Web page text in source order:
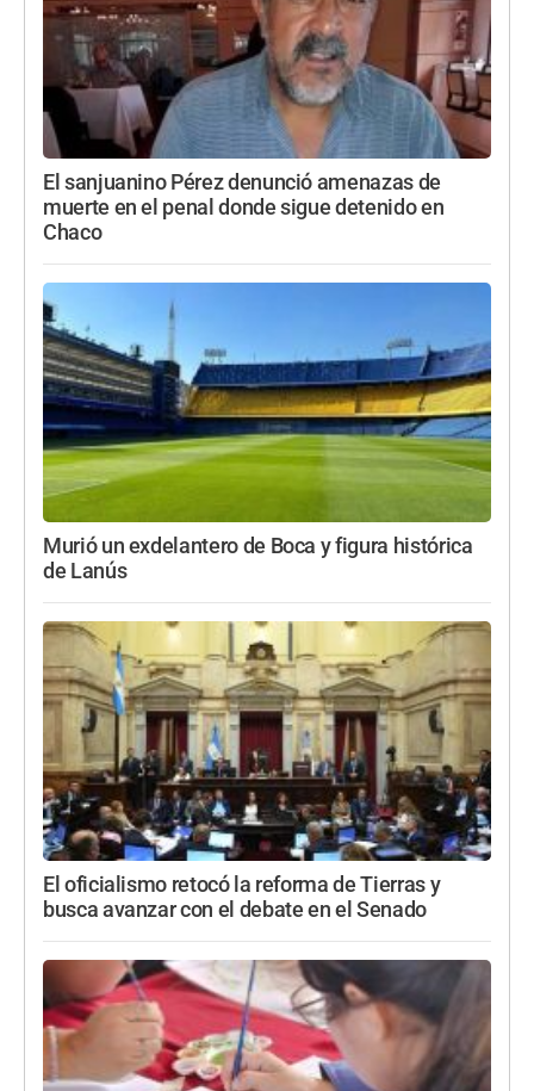
El sanjuanino Pérez denunció amenazas de
muerte en el penal donde sigue detenido en
Chaco
Murió un exdelantero de Boca y figura histórica
de Lanús
El oficialismo retocó la reforma de Tierras y
busca avanzar con el debate en el Senado